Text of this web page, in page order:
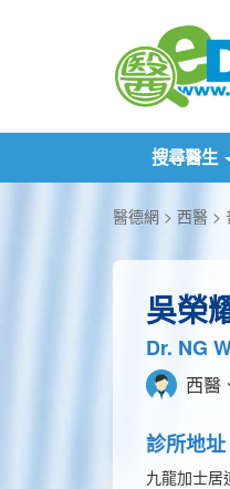
搜尋醫生
醫德網 西醫
吳榮
Dr. NG
西醫
診所地址
九龍加士居